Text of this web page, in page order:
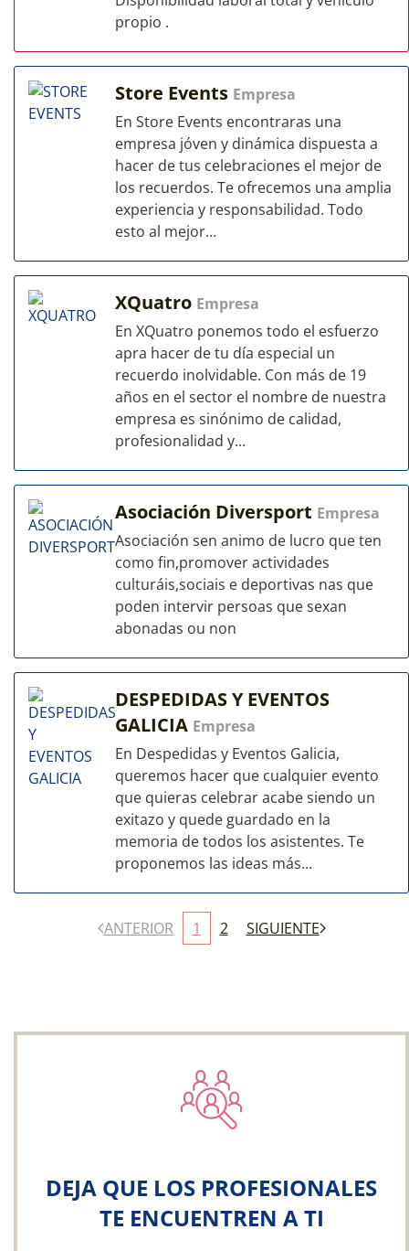
propio .
Store Events Empresa
En Store Events encontraras una
empresa jóven y dinámica dispuesta a
hacer de tus celebraciones el mejor de
los recuerdos. Te ofrecemos una amplia
experiencia y responsabilidad. Todo
esto al mejor...
XQuatro Empresa
En XQuatro ponemos todo el esfuerzo
apra hacer de tu día especial un
recuerdo inolvidable. Con más de 19
años en el sector el nombre de nuestra
empresa es sinónimo de calidad,
profesionalidad y...
Asociación Diversport Empresa
Asociación sen animo de lucro que ten
como fin,promover actividades
culturáis,sociais e deportivas nas que
poden intervir persoas que sexan
abonadas ou non
DESPEDIDAS Y EVENTOS
GALICIA Empresa
En Despedidas y Eventos Galicia,
queremos hacer que cualquier evento
que quieras celebrar acabe siendo un
exitazo y quede guardado en la
memoria de todos los asistentes. Te
proponemos las ideas más...
ANTERIOR 1 2 SIGUIENTE
DEJA QUE LOS PROFESIONALES
TE ENCUENTREN A TI